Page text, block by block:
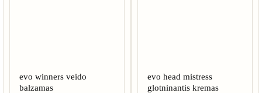
evo winners veido
balzamas
evo head mistress
glotninantis kremas